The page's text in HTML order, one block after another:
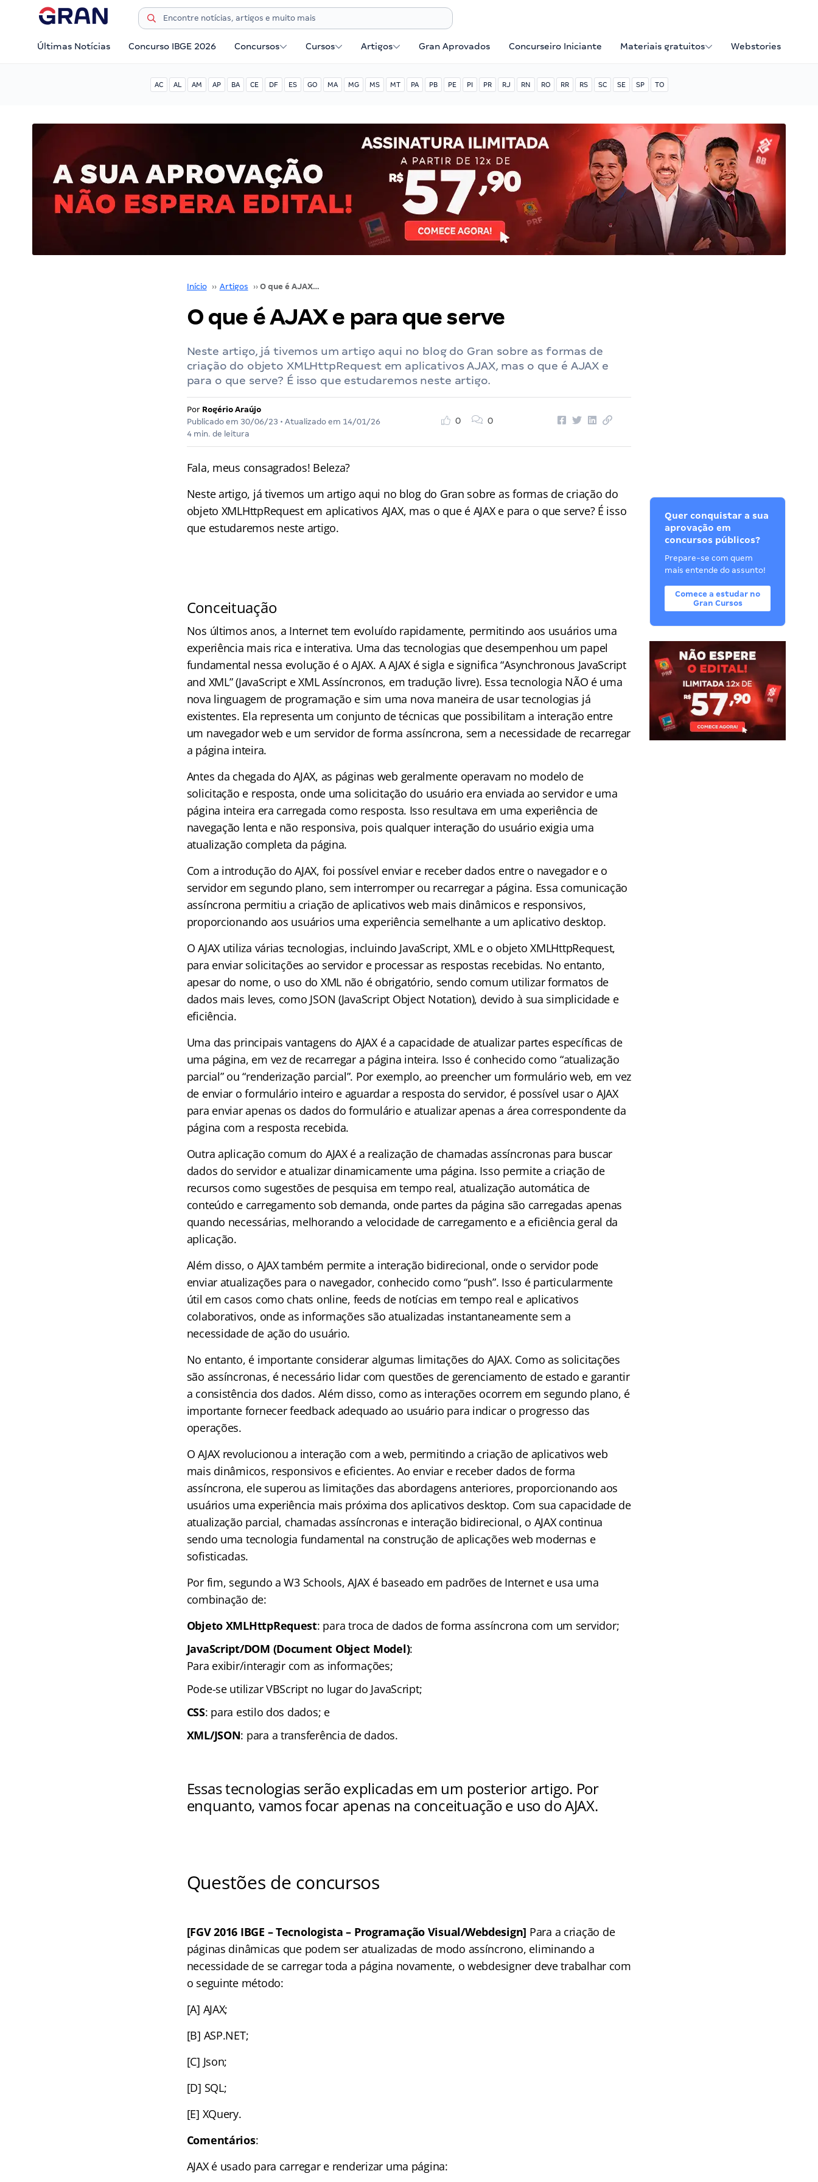
Últimas Notícias Concurso IBGE 2026 Concursos Cursos Artigos Gran Aprovados Concurseiro Iniciante Materiais gratuitos Webstories
AC AL AM AP BA CE DF ES GO MA MG MS MT PA PB PE PI PR RJ RN RO RR RS SC SE SP TO
Início ›› Artigos ›› O que é AJAX e para que serve
O que é AJAX e para que serve
Neste artigo, já tivemos um artigo aqui no blog do Gran sobre as formas de
criação do objeto XMLHttpRequest em aplicativos AJAX, mas o que é AJAX e
para o que serve? É isso que estudaremos neste artigo.
Por Rogério Araújo
Publicado em 30/06/23 • Atualizado em 14/01/26
4 min. de leitura
0 0
Fala, meus consagrados! Beleza?
Neste artigo, já tivemos um artigo aqui no blog do Gran sobre as formas de criação do
objeto XMLHttpRequest em aplicativos AJAX, mas o que é AJAX e para o que serve? É isso
que estudaremos neste artigo.
Conceituação
Nos últimos anos, a Internet tem evoluído rapidamente, permitindo aos usuários uma
experiência mais rica e interativa. Uma das tecnologias que desempenhou um papel
fundamental nessa evolução é o AJAX. A AJAX é sigla e significa “Asynchronous JavaScript
and XML” (JavaScript e XML Assíncronos, em tradução livre). Essa tecnologia NÃO é uma
nova linguagem de programação e sim uma nova maneira de usar tecnologias já
existentes. Ela representa um conjunto de técnicas que possibilitam a interação entre
um navegador web e um servidor de forma assíncrona, sem a necessidade de recarregar
a página inteira.
Antes da chegada do AJAX, as páginas web geralmente operavam no modelo de
solicitação e resposta, onde uma solicitação do usuário era enviada ao servidor e uma
página inteira era carregada como resposta. Isso resultava em uma experiência de
navegação lenta e não responsiva, pois qualquer interação do usuário exigia uma
atualização completa da página.
Com a introdução do AJAX, foi possível enviar e receber dados entre o navegador e o
servidor em segundo plano, sem interromper ou recarregar a página. Essa comunicação
assíncrona permitiu a criação de aplicativos web mais dinâmicos e responsivos,
proporcionando aos usuários uma experiência semelhante a um aplicativo desktop.
O AJAX utiliza várias tecnologias, incluindo JavaScript, XML e o objeto XMLHttpRequest,
para enviar solicitações ao servidor e processar as respostas recebidas. No entanto,
apesar do nome, o uso do XML não é obrigatório, sendo comum utilizar formatos de
dados mais leves, como JSON (JavaScript Object Notation), devido à sua simplicidade e
eficiência.
Uma das principais vantagens do AJAX é a capacidade de atualizar partes específicas de
uma página, em vez de recarregar a página inteira. Isso é conhecido como “atualização
parcial” ou “renderização parcial”. Por exemplo, ao preencher um formulário web, em vez
de enviar o formulário inteiro e aguardar a resposta do servidor, é possível usar o AJAX
para enviar apenas os dados do formulário e atualizar apenas a área correspondente da
página com a resposta recebida.
Outra aplicação comum do AJAX é a realização de chamadas assíncronas para buscar
dados do servidor e atualizar dinamicamente uma página. Isso permite a criação de
recursos como sugestões de pesquisa em tempo real, atualização automática de
conteúdo e carregamento sob demanda, onde partes da página são carregadas apenas
quando necessárias, melhorando a velocidade de carregamento e a eficiência geral da
aplicação.
Além disso, o AJAX também permite a interação bidirecional, onde o servidor pode
enviar atualizações para o navegador, conhecido como “push”. Isso é particularmente
útil em casos como chats online, feeds de notícias em tempo real e aplicativos
colaborativos, onde as informações são atualizadas instantaneamente sem a
necessidade de ação do usuário.
No entanto, é importante considerar algumas limitações do AJAX. Como as solicitações
são assíncronas, é necessário lidar com questões de gerenciamento de estado e garantir
a consistência dos dados. Além disso, como as interações ocorrem em segundo plano, é
importante fornecer feedback adequado ao usuário para indicar o progresso das
operações.
O AJAX revolucionou a interação com a web, permitindo a criação de aplicativos web
mais dinâmicos, responsivos e eficientes. Ao enviar e receber dados de forma
assíncrona, ele superou as limitações das abordagens anteriores, proporcionando aos
usuários uma experiência mais próxima dos aplicativos desktop. Com sua capacidade de
atualização parcial, chamadas assíncronas e interação bidirecional, o AJAX continua
sendo uma tecnologia fundamental na construção de aplicações web modernas e
sofisticadas.
Por fim, segundo a W3 Schools, AJAX é baseado em padrões de Internet e usa uma
combinação de:
Objeto XMLHttpRequest: para troca de dados de forma assíncrona com um servidor;
JavaScript/DOM (Document Object Model):
Para exibir/interagir com as informações;
Pode-se utilizar VBScript no lugar do JavaScript;
CSS: para estilo dos dados; e
XML/JSON: para a transferência de dados.
Essas tecnologias serão explicadas em um posterior artigo. Por
enquanto, vamos focar apenas na conceituação e uso do AJAX.
Questões de concursos
[FGV 2016 IBGE – Tecnologista – Programação Visual/Webdesign] Para a criação de
páginas dinâmicas que podem ser atualizadas de modo assíncrono, eliminando a
necessidade de se carregar toda a página novamente, o webdesigner deve trabalhar com
o seguinte método:
[A] AJAX;
[B] ASP.NET;
[C] Json;
[D] SQL;
[E] XQuery.
Comentários:
AJAX é usado para carregar e renderizar uma página:
Quer conquistar a sua
aprovação em
concursos públicos?
Prepare-se com quem
mais entende do assunto!
Comece a estudar no
Gran Cursos